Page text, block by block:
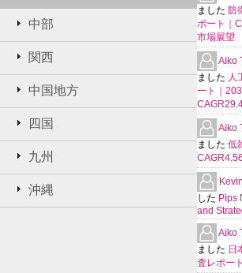
中部
関西
中国地方
四国
九州
沖縄
ました 防
ポート｜
市場展望
Aiko
ました 人
ート｜
Aiko
ました 低
した Pips
and
Aiko
ました 日
査レポー